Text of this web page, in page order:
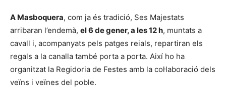
A Masboquera, com ja és tradició, Ses Majestats
arribaran l’endemà, el 6 de gener, a les 12 h, muntats a
cavall i, acompanyats pels patges reials, repartiran els
regals a la canalla també porta a porta. Així ho ha
organitzat la Regidoria de Festes amb la col·laboració dels
veïns i veïnes del poble.